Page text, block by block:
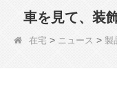
車を見て、装
在宅 > ニュース > 製